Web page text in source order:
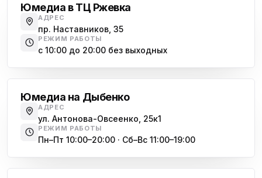
ю
Юмедиа в ТК Юго-Запад
пр. Маршала Жукова, 35-1
Юмедиа на Космонавтов
ю ул. Белы Куна, 24к1
ю
Юмедиа в Купчино
ул. Будапештская, 87-3
Юмедиа Сервис в Колпино
Юмедиа в ТЦ Ржевка
АДРЕС
пр. Наставников, 35
РЕЖИМ РАБОТЫ
с 10:00 до 20:00 без выходных
Юмедиа на Дыбенко
АДРЕС
ул. Антонова-Овсеенко, 25к1
РЕЖИМ РАБОТЫ
Пн–Пт 10:00–20:00 · Сб–Вс 11:00–19:00